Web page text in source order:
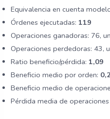
Equivalencia en cuenta
Órdenes ejecutadas:119
Operaciones ganadoras: 76, un
Operaciones perdedoras: 43,
Ratio beneficio/pérdida: 1,09
Beneficio medio por orden:
Beneficio medio de
Pérdida media de